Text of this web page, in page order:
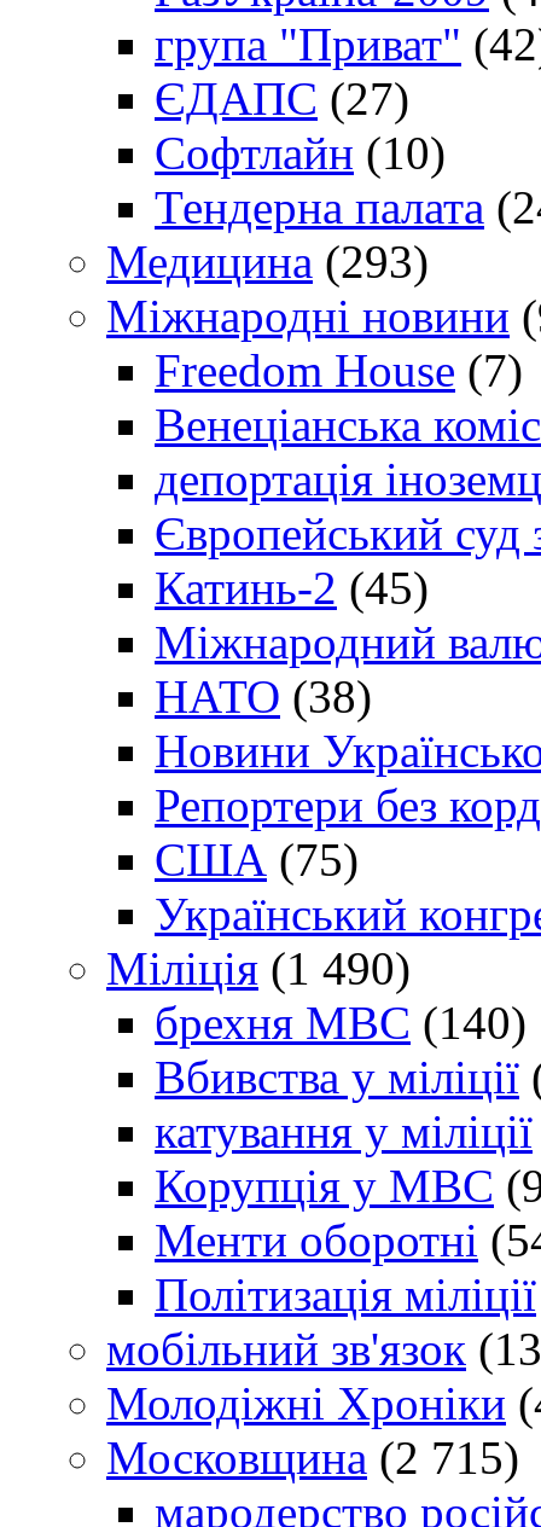
група "Приват"
ЄДАПС (27)
Софтлайн (10)
Тендерна палата
Медицина (293)
Міжнародні новини
Freedom House (7)
Венеціанська
депортація
Європейський
Катинь-2 (45)
Міжнародний
НАТО (38)
Новини
Репортери без
США (75)
Український
Міліція (1 490)
брехня МВС (140)
Вбивства у міліції
катування у міліції
Корупція у МВС
Менти оборотні
Політизація міліції
мобільний зв'язок
Молодіжні Хроніки
Московщина (2 715)
мародерство